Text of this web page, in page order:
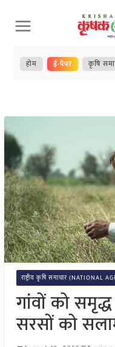
Skip
to
content
होम ई-पेपर कृषि
राष्ट्रीय कृषि समाचार (NATIONAL
गांवों को
सरसों को